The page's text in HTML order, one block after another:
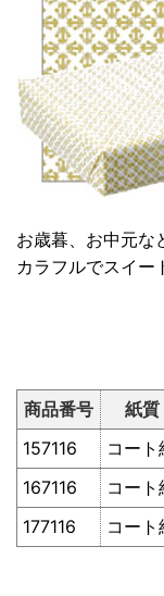
お歳暮、お中元な
カラフルでスイー
商品番号 紙質
157116
コート
167116
コート
177116
コート